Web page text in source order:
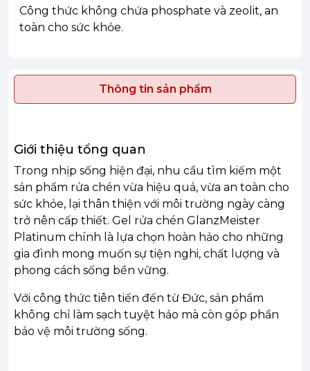
Công thức không chứa phosphate và zeolit, an
toàn cho sức khỏe.
Thông tin sản phẩm
Giới thiệu tổng quan
Trong nhịp sống hiện đại, nhu cầu tìm kiếm một
sản phẩm rửa chén vừa hiệu quả, vừa an toàn cho
sức khỏe, lại thân thiện với môi trường ngày càng
trở nên cấp thiết. Gel rửa chén GlanzMeister
Platinum chính là lựa chọn hoàn hảo cho những
gia đình mong muốn sự tiện nghi, chất lượng và
phong cách sống bền vững.
Với công thức tiên tiến đến từ Đức, sản phẩm
không chỉ làm sạch tuyệt hảo mà còn góp phần
bảo vệ môi trường sống.